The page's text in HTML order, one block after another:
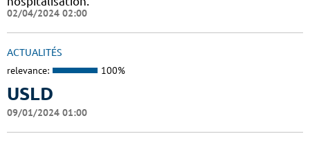
02/04/2024 02:00
ACTUALITÉS
relevance: 100%
USLD
09/01/2024 01:00